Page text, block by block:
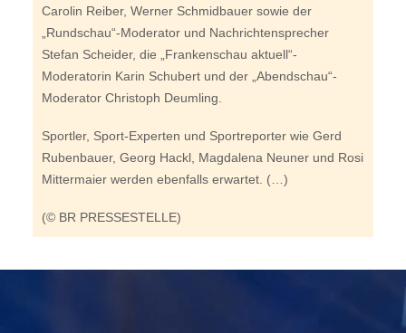
Carolin Reiber, Werner Schmidbauer sowie der
„Rundschau“-Moderator und Nachrichtensprecher
Stefan Scheider, die „Frankenschau aktuell“-
Moderatorin Karin Schubert und der „Abendschau“-
Moderator Christoph Deumling.
Sportler, Sport-Experten und Sportreporter wie Gerd
Rubenbauer, Georg Hackl, Magdalena Neuner und Rosi
Mittermaier werden ebenfalls erwartet. (…)
(© BR PRESSESTELLE)